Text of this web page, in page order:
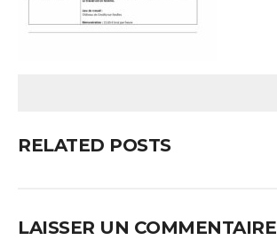
RELATED POSTS
LAISSER UN COMMENTAIRE